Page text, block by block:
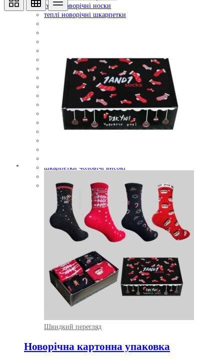
теплі новорічні носки
теплі новорічні шкарпетки
чоловічі шкарпетки
чоловічі шкарпетки з принтом
шкарпетки високі
шкарпетки довгі
шкарпетки довгі жіночі
шкарпетки жіночі
шкарпетки жіночі з принтом
шкарпетки зимові
шкарпетки на новий рік
шкарпетки чоловічі високі
якісні чоловічі шкарпетки
Швидкий перегляд
Новорічна картонна упаковка